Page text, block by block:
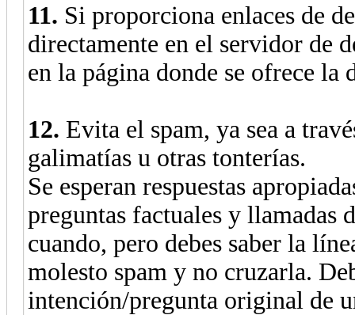
11. Si proporciona enlaces de
directamente en el servidor de
en la página donde se ofrece la
12. Evita el spam, ya sea a
galimatías u otras tonterías.
Se esperan respuestas
preguntas factuales y llamadas
cuando, pero debes saber la
molesto spam y no cruzarla.
intención/pregunta original de